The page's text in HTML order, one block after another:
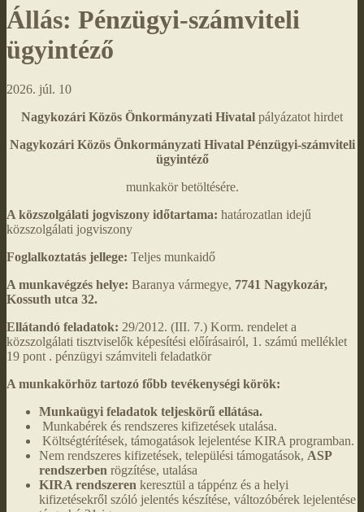
Állás: Pénzügyi-számviteli
ügyintéző
2026. júl. 10
Nagykozári Közös Önkormányzati Hivatal pályázatot hirdet
Nagykozári Közös Önkormányzati Hivatal Pénzügyi-számviteli
ügyintéző
munkakör betöltésére.
A közszolgálati jogviszony időtartama: határozatlan idejű
közszolgálati jogviszony
Foglalkoztatás jellege: Teljes munkaidő
A munkavégzés helye: Baranya vármegye, 7741 Nagykozár,
Kossuth utca 32.
Ellátandó feladatok: 29/2012. (III. 7.) Korm. rendelet a
közszolgálati tisztviselők képesítési előírásairól, 1. számú melléklet
19 pont . pénzügyi számviteli feladatkör
A munkakörhöz tartozó főbb tevékenységi körök:
Munkaügyi feladatok teljeskörű ellátása.
Munkabérek és rendszeres kifizetések utalása.
Költségtérítések, támogatások lejelentése KIRA programban.
Nem rendszeres kifizetések, települési támogatások, ASP
rendszerben rögzítése, utalása
KIRA rendszeren keresztül a táppénz és a helyi
kifizetésekről szóló jelentés készítése, változóbérek lejelentése